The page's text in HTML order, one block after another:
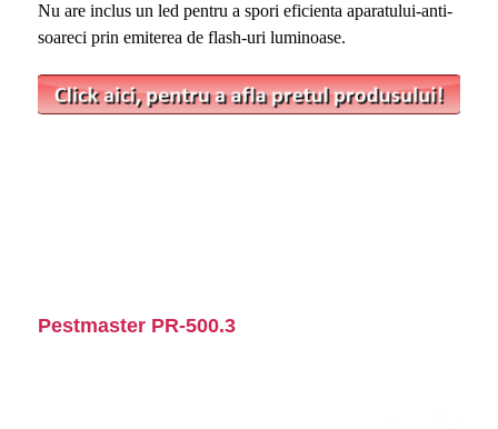
Nu are inclus un led pentru a spori eficienta aparatului-anti-
soareci prin emiterea de flash-uri luminoase.
Pestmaster PR-500.3